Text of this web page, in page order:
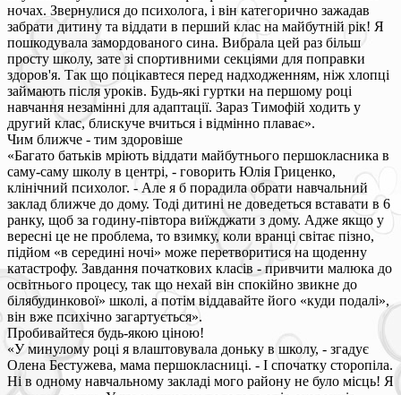
ночах. Звернулися до психолога, і він категорично зажадав
забрати дитину та віддати в перший клас на майбутній рік! Я
пошкодувала замордованого сина. Вибрала цей раз більш
просту школу, зате зі спортивними секціями для поправки
здоров'я. Так що поцікавтеся перед надходженням, ніж хлопці
займають після уроків. Будь-які гуртки на першому році
навчання незамінні для адаптації. Зараз Тимофій ходить у
другий клас, блискуче вчиться і відмінно плаває».
Чим ближче - тим здоровіше
«Багато батьків мріють віддати майбутнього першокласника в
саму-саму школу в центрі, - говорить Юлія Гриценко,
клінічний психолог. - Але я б порадила обрати навчальний
заклад ближче до дому. Тоді дитині не доведеться вставати в 6
ранку, щоб за годину-півтора виїжджати з дому. Адже якщо у
вересні це не проблема, то взимку, коли вранці світає пізно,
підйом «в середині ночі» може перетворитися на щоденну
катастрофу. Завдання початкових класів - привчити малюка до
освітнього процесу, так що нехай він спокійно звикне до
білябудинкової» школі, а потім віддавайте його «куди подалі»,
він вже психічно загартується».
Пробивайтеся будь-якою ціною!
«У минулому році я влаштовувала доньку в школу, - згадує
Олена Бестужева, мама першокласниці. - І спочатку сторопіла.
Ні в одному навчальному закладі мого району не було місць! Я